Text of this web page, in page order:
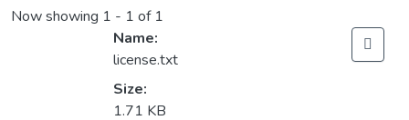
Now showing 1 - 1 of 1
Name:
license.txt
Size:
1.71 KB